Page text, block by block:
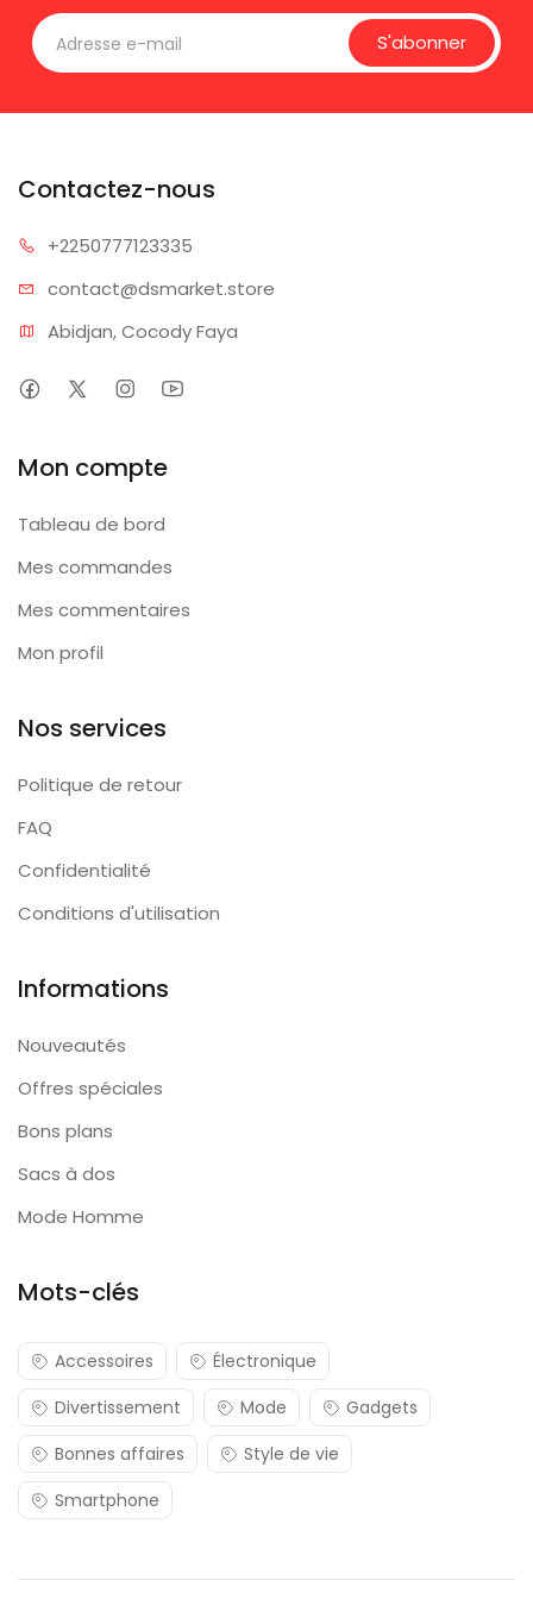
S'abonner
Contactez-nous
+2250777123335
contact@dsmarket.store
Abidjan, Cocody Faya
Mon compte
Tableau de bord
Mes commandes
Mes commentaires
Mon profil
Nos services
Politique de retour
FAQ
Confidentialité
Conditions d'utilisation
Informations
Nouveautés
Offres spéciales
Bons plans
Sacs à dos
Mode Homme
Mots-clés
Accessoires
Électronique
Divertissement
Mode
Gadgets
Bonnes affaires
Style de vie
Smartphone